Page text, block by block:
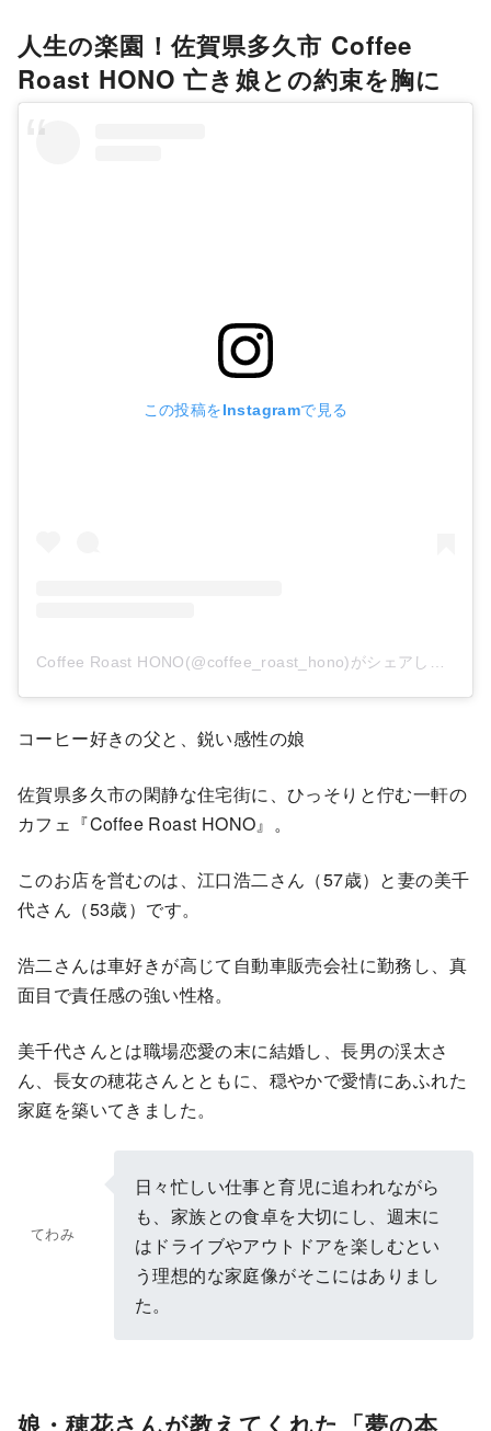
人生の楽園！佐賀県多久市 Coffee
Roast HONO 亡き娘との約束を胸に
この投稿をInstagramで見る
コーヒー好きの父と、鋭い感性の娘
佐賀県多久市の閑静な住宅街に、ひっそりと佇む一軒の
カフェ『Coffee Roast HONO』。
このお店を営むのは、江口浩二さん（57歳）と妻の美千
代さん（53歳）です。
浩二さんは車好きが高じて自動車販売会社に勤務し、真
面目で責任感の強い性格。
美千代さんとは職場恋愛の末に結婚し、長男の渓太さ
ん、長女の穂花さんとともに、穏やかで愛情にあふれた
家庭を築いてきました。
てわみ
日々忙しい仕事と育児に追われながら
も、家族との食卓を大切にし、週末に
はドライブやアウトドアを楽しむとい
う理想的な家庭像がそこにはありまし
た。
娘・穂花さんが教えてくれた「夢の本